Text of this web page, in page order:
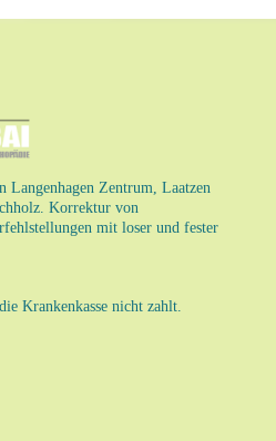
Zentrum, Laatzen
Korrektur von
mit loser und fester
Krankenkasse nicht zahlt.